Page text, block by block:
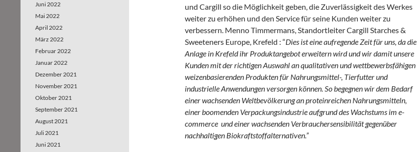
und Cargill so die Möglichkeit geben, die Zuverlässigkeit des Werkes
weiter zu erhöhen und den Service für seine Kunden weiter zu
verbessern. Menno Timmermans, Standortleiter Cargill Starches &
Sweeteners Europe, Krefeld : “Dies ist eine aufregende Zeit für uns, da die
Anlage in Krefeld ihr Produktangebot erweitern wird und wir damit unsere
Kunden mit der richtigen Auswahl an qualitativen und wettbewerbsfähigen
weizenbasierenden Produkten für Nahrungsmittel-, Tierfutter und
industrielle Anwendungen versorgen können. So begegnen wir dem Bedarf
einer wachsenden Weltbevölkerung an proteinreichen Nahrungsmitteln,
einer boomenden Verpackungsindustrie aufgrund des Wachstums im e-
commerce und einer wachsenden Verbrauchersensibilität gegenüber
nachhaltigen Biokraftstoffalternativen.”
Juni 2022
Mai 2022
April 2022
März 2022
Februar 2022
Januar 2022
Dezember 2021
November 2021
Oktober 2021
September 2021
August 2021
Juli 2021
Juni 2021